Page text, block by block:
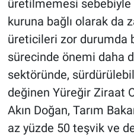
üretilmemesi
kuruna bağlı olarak da
üreticileri zor durumda
sürecinde önemi daha
sektöründe,
değinen Yüreğir Ziraat
Akın Doğan, Tarım
az yüzde 50 teşvik ve